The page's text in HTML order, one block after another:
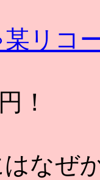
リコ
！
なぜ